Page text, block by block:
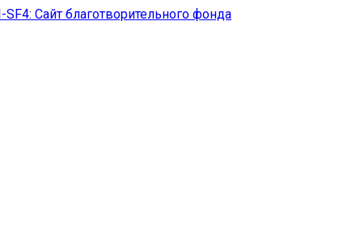
SF4: Сайт благотворительного фонда